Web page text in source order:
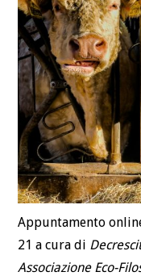
Appuntamento
21 a cura di
Associazione Eco-